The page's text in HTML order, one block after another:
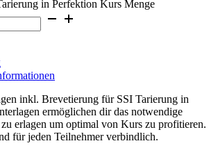
in Perfektion Kurs Menge
inkl. Brevetierung für SSI Tarierung in
ermöglichen dir das notwendige
zu erlagen um optimal von Kurs zu profitieren.
für jeden Teilnehmer verbindlich.